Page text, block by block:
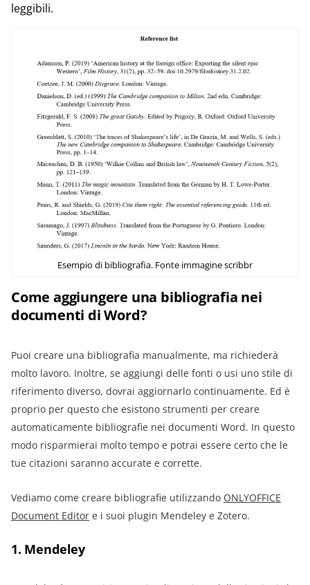
leggibili.
Esempio di bibliografia. Fonte immagine scribbr
Come aggiungere una bibliografia nei
documenti di Word?
Puoi creare una bibliografia manualmente, ma richiederà
molto lavoro. Inoltre, se aggiungi delle fonti o usi uno stile di
riferimento diverso, dovrai aggiornarlo continuamente. Ed è
proprio per questo che esistono strumenti per creare
automaticamente bibliografie nei documenti Word. In questo
modo risparmierai molto tempo e potrai essere certo che le
tue citazioni saranno accurate e corrette.
Vediamo come creare bibliografie utilizzando ONLYOFFICE
Document Editor e i suoi plugin Mendeley e Zotero.
1. Mendeley